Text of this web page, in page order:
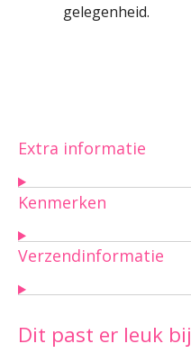
gelegenheid.
Extra informatie
Kenmerken
Verzendinformatie
Dit past er leuk bij